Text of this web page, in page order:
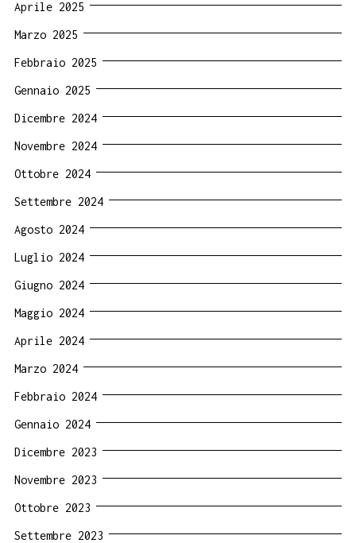
Aprile 2025
Marzo 2025
Febbraio 2025
Gennaio 2025
Dicembre 2024
Novembre 2024
Ottobre 2024
Settembre 2024
Agosto 2024
Luglio 2024
Giugno 2024
Maggio 2024
Aprile 2024
Marzo 2024
Febbraio 2024
Gennaio 2024
Dicembre 2023
Novembre 2023
Ottobre 2023
Settembre 2023